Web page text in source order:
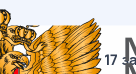
Биология / 17